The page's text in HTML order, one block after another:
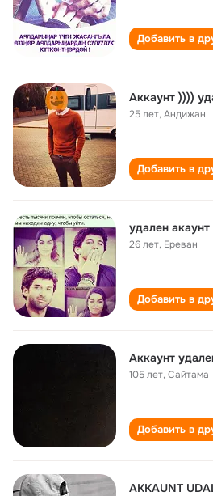
Добавить в
Аккаунт ))))
25 лет,Андижан
Добавить в
удален акаунт
26 лет, Ереван
Добавить в
Аккаунт
105 лет,Сайтама
Добавить в
AKKAUNT